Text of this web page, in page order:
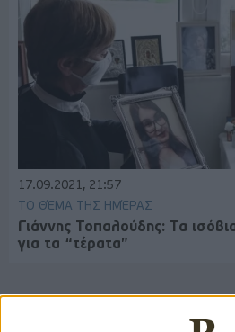
17.09.2021, 21:57
ΤΟ ΘΈΜΑ ΤΗΣ ΗΜΈΡΑΣ
Γιάννης Τοπαλούδης: Τα
για τα “τέρατα”